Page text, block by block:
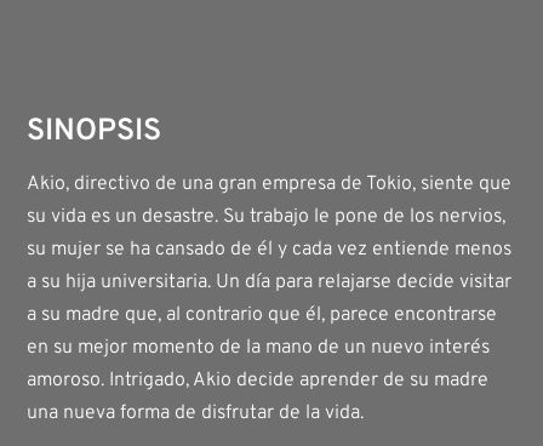
SINOPSIS
Akio, directivo de una gran empresa de Tokio, siente que
su vida es un desastre. Su trabajo le pone de los nervios,
su mujer se ha cansado de él y cada vez entiende menos
a su hija universitaria. Un día para relajarse decide visitar
a su madre que, al contrario que él, parece encontrarse
en su mejor momento de la mano de un nuevo interés
amoroso. Intrigado, Akio decide aprender de su madre
una nueva forma de disfrutar de la vida.